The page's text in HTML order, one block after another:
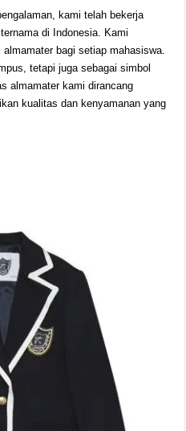
kami telah bekerja
di Indonesia. Kami
bagi setiap mahasiswa.
tetapi juga sebagai simbol
almamater kami dirancang
kualitas dan kenyamanan yang